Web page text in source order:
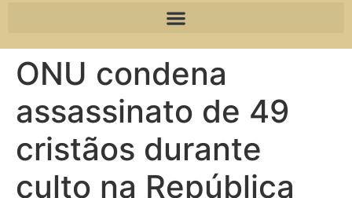
ONU condena
assassinato de 49
cristãos durante
culto na República